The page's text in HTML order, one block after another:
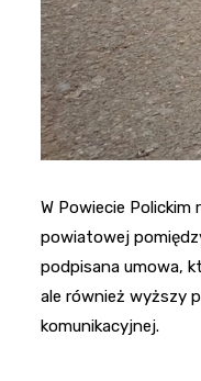
W Powiecie
powiatowej
podpisana umowa,
ale również wyższy
komunikacyjnej.